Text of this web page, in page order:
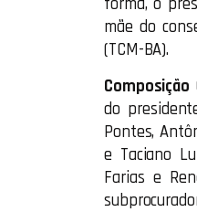
mãe do
(TCM-BA).
Composição
do
Pontes,
e Taciano
Farias e